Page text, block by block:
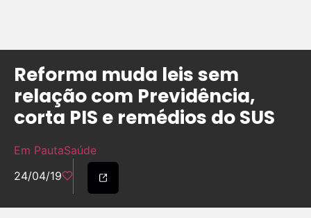
Reforma muda leis sem
relação com Previdência,
corta PIS e remédios do SUS
Em PautaSaúde
24/04/19